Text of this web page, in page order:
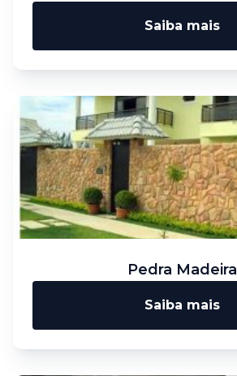
Saiba mais
Pedra Madeira
Saiba mais